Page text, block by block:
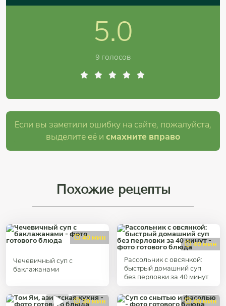
5.0
9 голосов
Если вы заметили ошибку на сайте, пожалуйста,
выделите её и смахните вправо
Похожие рецепты
40 мин
Чечевичный суп с
баклажанами
40 мин
Рассольник с овсянкой:
быстрый домашний суп
без перловки за 40 минут
30 мин 40 мин